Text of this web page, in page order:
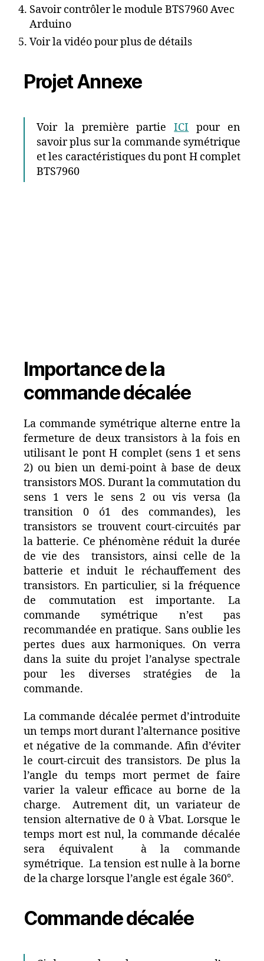
Savoir contrôler le module BTS7960 Avec
Arduino
Voir la vidéo pour plus de détails
Projet Annexe
Voir la première partieICI pour en
savoir plus sur la commande symétrique
et les caractéristiques du pont H complet
BTS7960
Importance de la
commande décalée
La commande symétrique alterne entre la
fermeture de deux transistors à la fois en
utilisant le pont H complet (sens 1 et sens
2) ou bien un demi-point à base de deux
transistors MOS. Durant la commutation du
sens 1 vers le sens 2 ou vis versa (la
transition 0 ó1 des commandes), les
transistors se trouvent court-circuités par
la batterie. Ce phénomène réduit la durée
de vie des transistors, ainsi celle de la
batterie et induit le réchauffement des
transistors. En particulier, si la fréquence
de commutation est importante. La
commande symétrique n’est pas
recommandée en pratique. Sans oublie les
pertes dues aux harmoniques. On verra
dans la suite du projet l’analyse spectrale
pour les diverses stratégies de la
commande.
La commande décalée permet d’introduite
un temps mort durant l’alternance positive
et négative de la commande. Afin d’éviter
le court-circuit des transistors. De plus la
l’angle du temps mort permet de faire
varier la valeur efficace au borne de la
charge. Autrement dit, un variateur de
tension alternative de 0 à Vbat. Lorsque le
temps mort est nul, la commande décalée
sera équivalent à la commande
symétrique. La tension est nulle à la borne
de la charge lorsque l’angle est égale 360°.
Commande décalée